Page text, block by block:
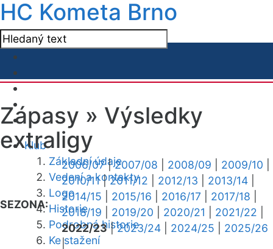
HC Kometa Brno
Klub
Základní údaje
Vedení a kontakty
Logo
Historie
Podrobná historie
Ke stažení
Zápasy » Výsledky
extraligy
SEZONA:
2006/07|2007/08 2008/09 2009/10
2010/11|2011/12 2012/13 2013/14
2014/15
2015/16 2016/17 2017/18
2018/19
2019/20 2020/21 2021/22
2022/23|2023/24 2024/25
2025/26
|